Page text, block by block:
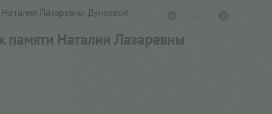
Наталии Лазаревны Дунаевой
памяти Наталии Лазаревны